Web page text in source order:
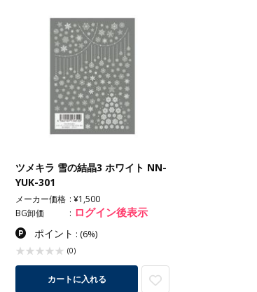
ツメキラ 雪の結晶3 ホワイト NN-
YUK-301
メーカー価格
¥1,500
BG卸価
ログイン後表示
ポイント : (6%)
(0)
カートに入れる